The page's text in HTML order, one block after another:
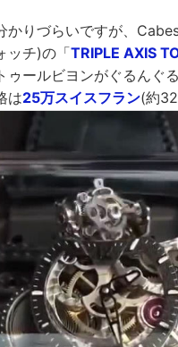
かりづらいですが、
ッチ)の「TRIPLE AXIS
ゥールビヨンがぐるんぐ
は25万スイスフラン(約